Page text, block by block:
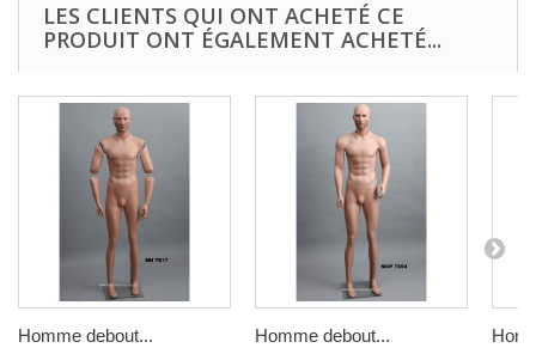
LES CLIENTS QUI ONT ACHETÉ CE
PRODUIT ONT ÉGALEMENT ACHETÉ...
Homme debout... Homme debout...